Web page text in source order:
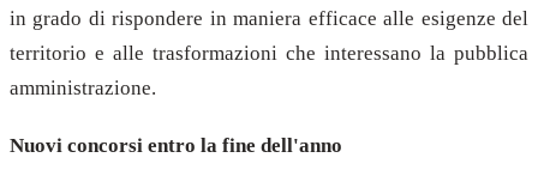
in grado di rispondere in maniera efficace alle esigenze del
territorio e alle trasformazioni che interessano la pubblica
amministrazione.
Nuovi concorsi entro la fine dell'anno